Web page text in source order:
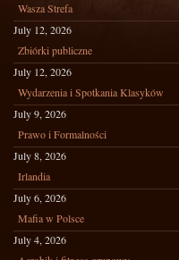
Wasza Strefa
July 12, 2026
Zbiórki publiczne
July 12, 2026
Wydarzenia i Spotkania Klasyków
July 9, 2026
Prawo i Formalności
July 8, 2026
Irlandia
July 6, 2026
Mafia w Polsce
July 4, 2026